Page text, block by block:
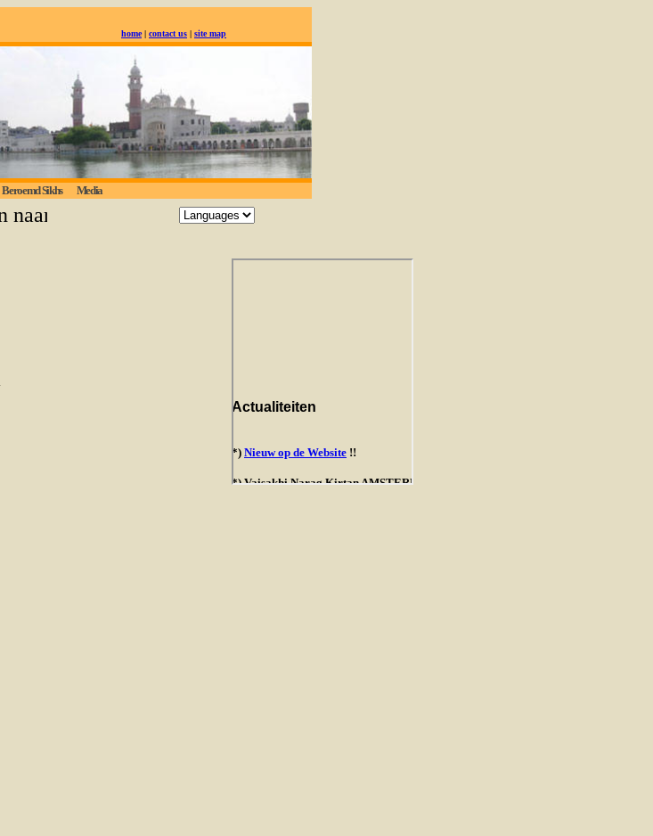
home| contact us | site map
Beroemd Sikhs Media
de eeuwige waarheid; degene die lief heeft zal God verkrijgen. -Guru